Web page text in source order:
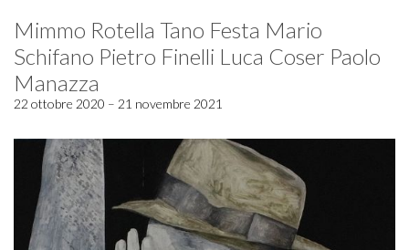
Mimmo Rotella Tano Festa Mario
Schifano Pietro Finelli Luca Coser Paolo
Manazza
22 ottobre 2020 – 21 novembre 2021